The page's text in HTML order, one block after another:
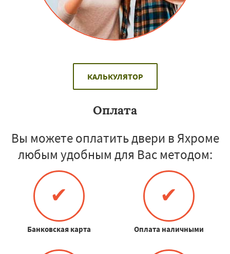
КАЛЬКУЛЯТОР
Оплата
Вы можете оплатить двери в Яхроме
любым удобным для Вас методом:
✔
Банковская карта
✔
Оплата наличными